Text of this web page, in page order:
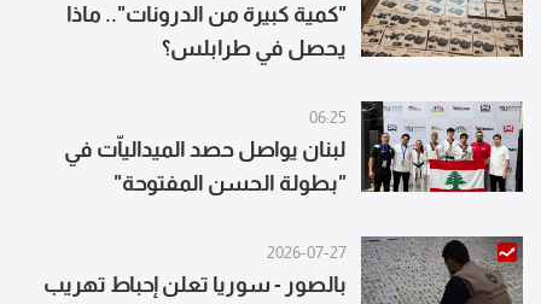
ألسنة النيران تندلع من إحدى
صهاريج الوقود في المكان
"كمية كبيرة من الدرونات".. ماذا
يحصل في طرابلس؟
06:25
لبنان يواصل حصد الميدالياّت في
"بطولة الحسن المفتوحة"
2026-07-27
بالصور - سوريا تعلن إحباط تهريب